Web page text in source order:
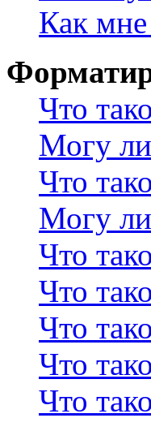
Как
Что
Могу
Что
Могу
Что
Что
Что
Что
Что